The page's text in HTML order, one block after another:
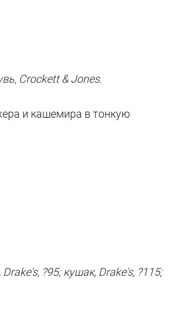
Crockett & Jones.
и кашемира в тонкую
?95; кушак, Drake's, ?115;